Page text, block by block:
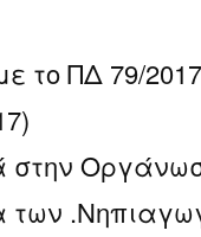
το ΠΔ 79/
των